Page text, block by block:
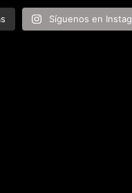
Síguenos en